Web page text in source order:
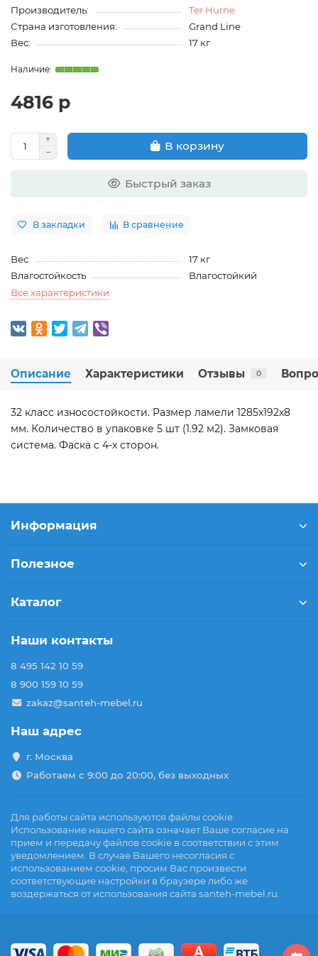
Производитель:
Ter Hurne
Страна изготовления:
Grand Line
Вес:
17 кг
4816 р
В корзину
Быстрый заказ
В закладки В сравнение
Вес
17 кг
Влагостойкость
Влагостойкий
Все характеристики
Описание Характеристики Отзывы 0
32 класс износостойкости. Размер ламели 1285x192x8
мм. Количество в упаковке 5 шт (1.92 м2). Замковая
система. Фаска с 4-х сторон.
Информация
Полезное
Каталог
Наши контакты
8 495 142 10 59
8 900 159 10 59
zakaz@santeh-mebel.ru
Наш адрес
г. Москва
Работаем с 9:00 до 20:00, без выходных
Для работы сайта используются файлы cookie.
Использование нашего сайта означает Ваше согласие на
прием и передачу файлов cookie в соответствии с этим
уведомлением. В случае Вашего несогласия с
использованием cookie, просим Вас произвести
соответствующие настройки в браузере либо же
воздержаться от использования сайта santeh-mebel.ru.